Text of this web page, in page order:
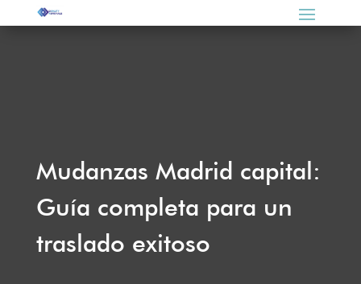
Mudanzas Madrid capital:
Guía completa para un
traslado exitoso